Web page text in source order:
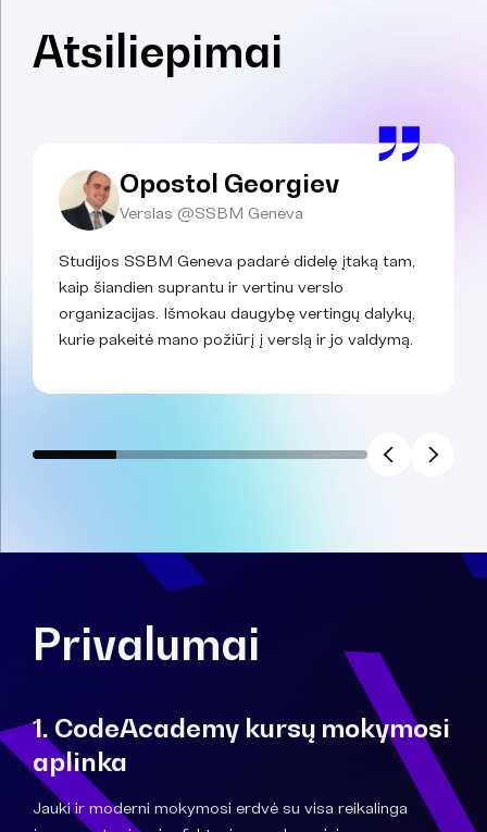
Atsiliepimai
Opostol Georgiev
Verslas @SSBM Geneva
Studijos SSBM Geneva padarė didelę įtaką tam,
kaip šiandien suprantu ir vertinu verslo
organizacijas. Išmokau daugybę vertingų dalykų,
kurie pakeitė mano požiūrį į verslą ir jo valdymą.
Privalumai
1. CodeAcademy kursų mokymosi
aplinka
Jauki ir moderni mokymosi erdvė su visa reikalinga